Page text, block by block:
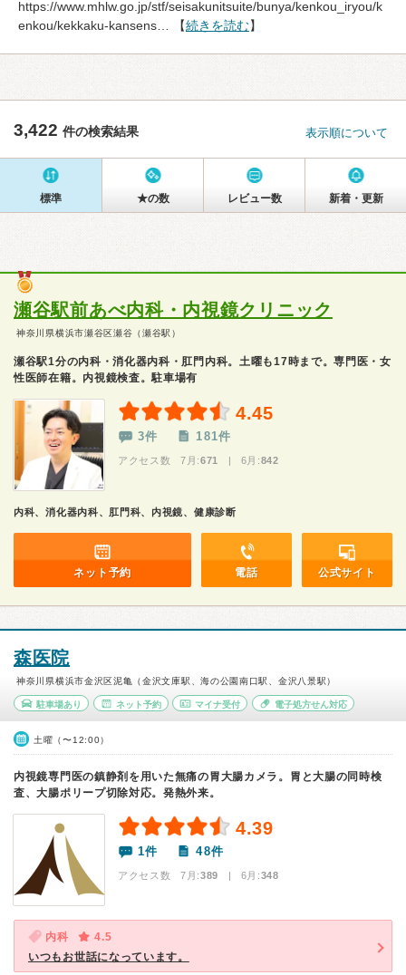
https://www.mhlw.go.jp/stf/seisakunitsuite/bunya/kenkou_iryou/k
enkou/kekkaku-kansens… 【続きを読む】
3,422 件の検索結果 表示順について
標準 ★の数 レビュー数 新着・更新
瀬谷駅前あべ内科・内視鏡クリニック
神奈川県横浜市瀬谷区瀬谷（瀬谷駅）
瀬谷駅1分の内科・消化器内科・肛門内科。土曜も17時まで。専門医・女
性医師在籍。内視鏡検査。駐車場有
4.45
3件 181件
アクセス数 7月:671 | 6月:842
内科、消化器内科、肛門科、内視鏡、健康診断
ネット予約 電話 公式サイト
森医院
神奈川県横浜市金沢区泥亀（金沢文庫駅、海の公園南口駅、金沢八景駅）
駐車場あり ネット予約 マイナ受付 電子処方せん対応
土曜（〜12:00）
内視鏡専門医の鎮静剤を用いた無痛の胃大腸カメラ。胃と大腸の同時検
査、大腸ポリープ切除対応。発熱外来。
4.39
1件 48件
アクセス数 7月:389 | 6月:348
内科
4.5
いつもお世話になっています。